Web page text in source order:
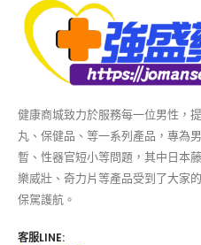
丸、保健品、等一系列產品，專為
暫、性器官短小等問題，其中日本
樂威壯、奇力片等產品受到了大家
保駕護航。
buy518